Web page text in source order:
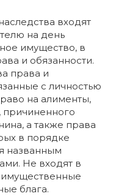
входят
на день
имущество, в
и обязанности.
права и
с личностью
на алименты,
а также права
в порядке
названным
Не входят в
блага.